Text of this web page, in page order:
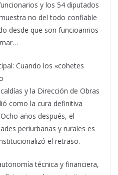
y los 54 diputados
no del todo confiable
desde que son funcioanrios
Cuando los «cohetes
y la Dirección de Obras
como la cura definitiva
años después, el
periurbanas y rurales es
el retraso.
técnica y financiera,